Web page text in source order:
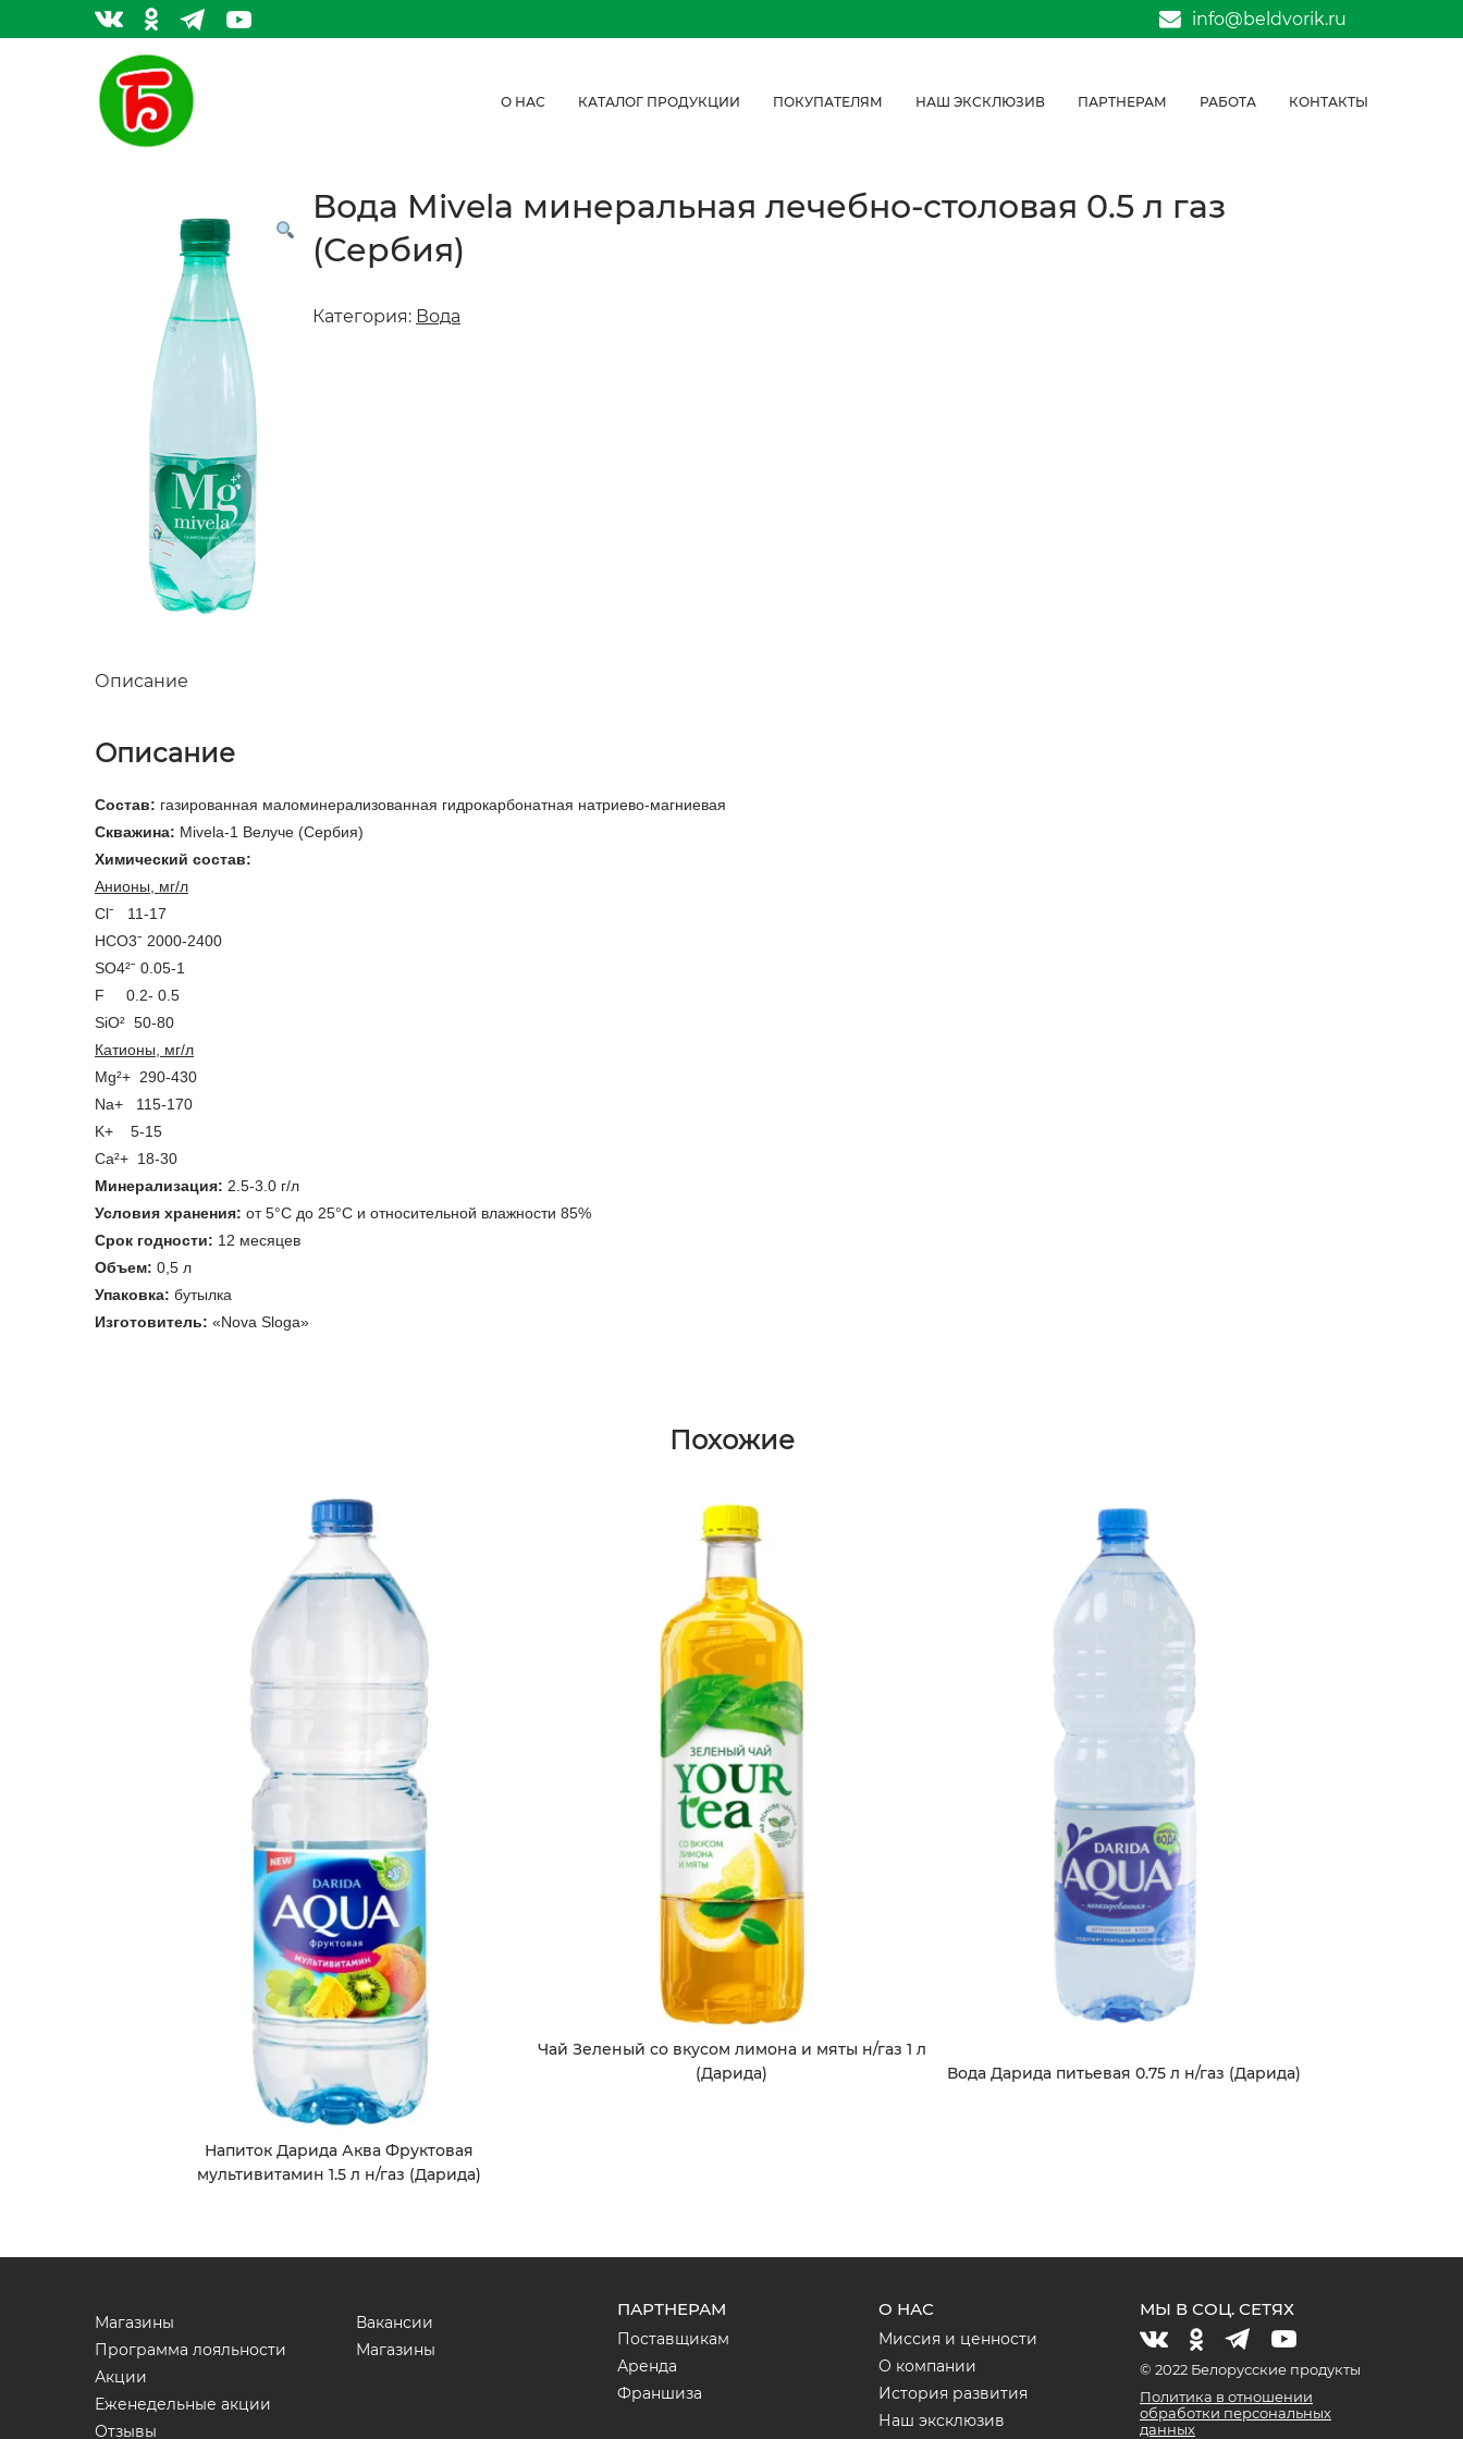
info@beldvorik.ru
О НАС КАТАЛОГ ПРОДУКЦИИ ПОКУПАТЕЛЯМ НАШ ЭКСКЛЮЗИВ ПАРТНЕРАМ РАБОТА КОНТАКТЫ
Вода Mivela минеральная лечебно-столовая 0.5 л газ
(Сербия)
Категория: Вода
Описание
Описание
Состав: газированная маломинерализованная гидрокарбонатная натриево-магниевая
Скважина: Mivela-1 Велуче (Сербия)
Химический состав:
Анионы, мг/л
Clˉ 11-17
НСО3ˉ 2000-2400
SO4²ˉ 0.05-1
F 0.2- 0.5
SiO² 50-80
Катионы, мг/л
Mg²+ 290-430
Na+ 115-170
K+ 5-15
Ca²+ 18-30
Минерализация: 2.5-3.0 г/л
Условия хранения: от 5°С до 25°С и относительной влажности 85%
Срок годности: 12 месяцев
Объем: 0,5 л
Упаковка: бутылка
Изготовитель: «Nova Sloga»
Похожие
Напиток Дарида Аква Фруктовая
мультивитамин 1.5 л н/газ (Дарида)
Чай Зеленый со вкусом лимона и мяты н/газ 1 л
(Дарида)
Вода Дарида питьевая 0.75 л н/газ (Дарида)
Магазины
Программа лояльности
Акции
Еженедельные акции
Отзывы
Вакансии
Магазины
ПАРТНЕРАМ
Поставщикам
Аренда
Франшиза
О НАС
Миссия и ценности
О компании
История развития
Наш эксклюзив
МЫ В СОЦ. СЕТЯХ
© 2022 Белорусские продукты
Политика в отношении
обработки персональных
данных